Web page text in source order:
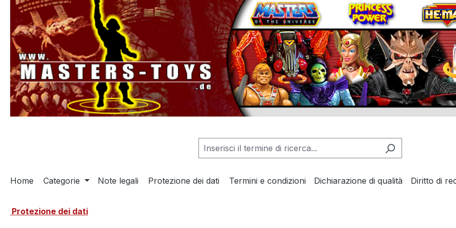
Passa alla navigazione principale
Home Categorie Note legali Protezione dei dati Termini e condizioni Dichiarazione di qualità Diritto di
Protezione dei dati